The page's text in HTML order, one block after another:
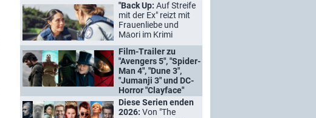
"Back Up: Auf Streife
mit der Ex" reizt mit
Frauenliebe und
Māori im Krimi
Film-Trailer zu
"Avengers 5", "Spider-
Man 4", "Dune 3",
"Jumanji 3" und DC-
Horror "Clayface"
Diese Serien enden
2026: Von "The